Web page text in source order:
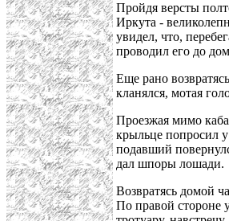
Пройдя версты
Иркута -
увидел, что,
проводил его до
Еще рано
кланялся, мотая
Проезжая мимо
крыльце попросил
подавший
дал шпоры лошади.
Возвратясь домой
По правой стороне